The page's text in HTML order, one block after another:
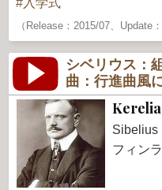
入学式
（Release：2015/07、Update
シベリウス：
曲：行進曲風
Kerelia
Sibelius
フィン